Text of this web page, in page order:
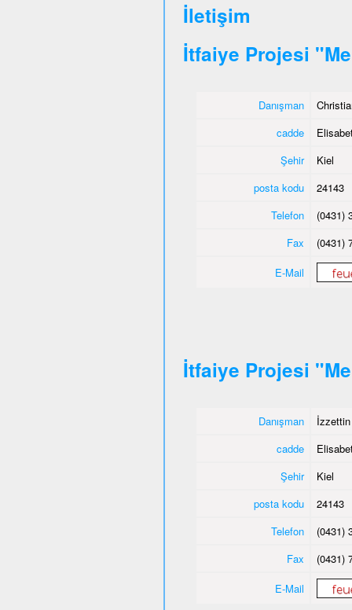
İletişim
İtfaiye Projesi
Danışman
cadde
Şehir
Kiel
posta kodu
24143
Telefon
(0431)
Fax
(0431)
E-Mail
İtfaiye Projesi
Danışman
cadde
Şehir
Kiel
posta kodu
24143
Telefon
(0431)
Fax
(0431)
E-Mail